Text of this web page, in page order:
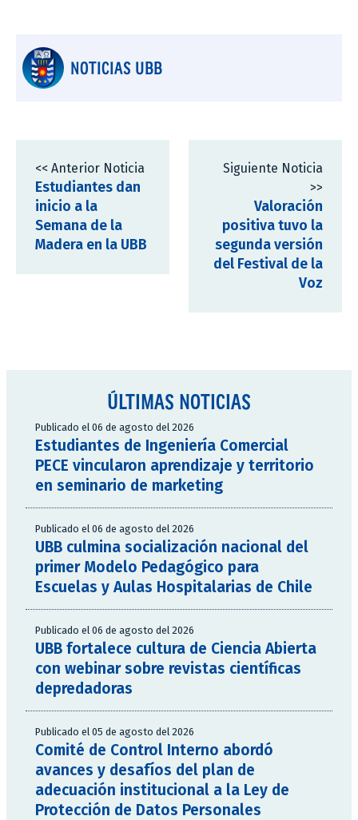
NOTICIAS UBB
<< Anterior Noticia
Estudiantes dan
inicio a la
Semana de la
Madera en la UBB
Siguiente Noticia
>>
Valoración
positiva tuvo la
segunda versión
del Festival de la
Voz
ÚLTIMAS NOTICIAS
Publicado el 06 de agosto del 2026
Estudiantes de Ingeniería Comercial
PECE vincularon aprendizaje y territorio
en seminario de marketing
Publicado el 06 de agosto del 2026
UBB culmina socialización nacional del
primer Modelo Pedagógico para
Escuelas y Aulas Hospitalarias de Chile
Publicado el 06 de agosto del 2026
UBB fortalece cultura de Ciencia Abierta
con webinar sobre revistas científicas
depredadoras
Publicado el 05 de agosto del 2026
Comité de Control Interno abordó
avances y desafíos del plan de
adecuación institucional a la Ley de
Protección de Datos Personales